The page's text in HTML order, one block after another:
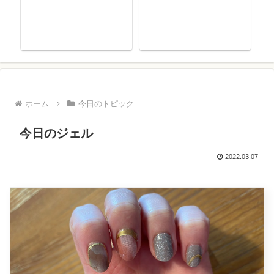
ホーム 今日のトピック
今日のジェル
2022.03.07